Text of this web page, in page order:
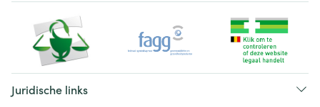
Juridische links